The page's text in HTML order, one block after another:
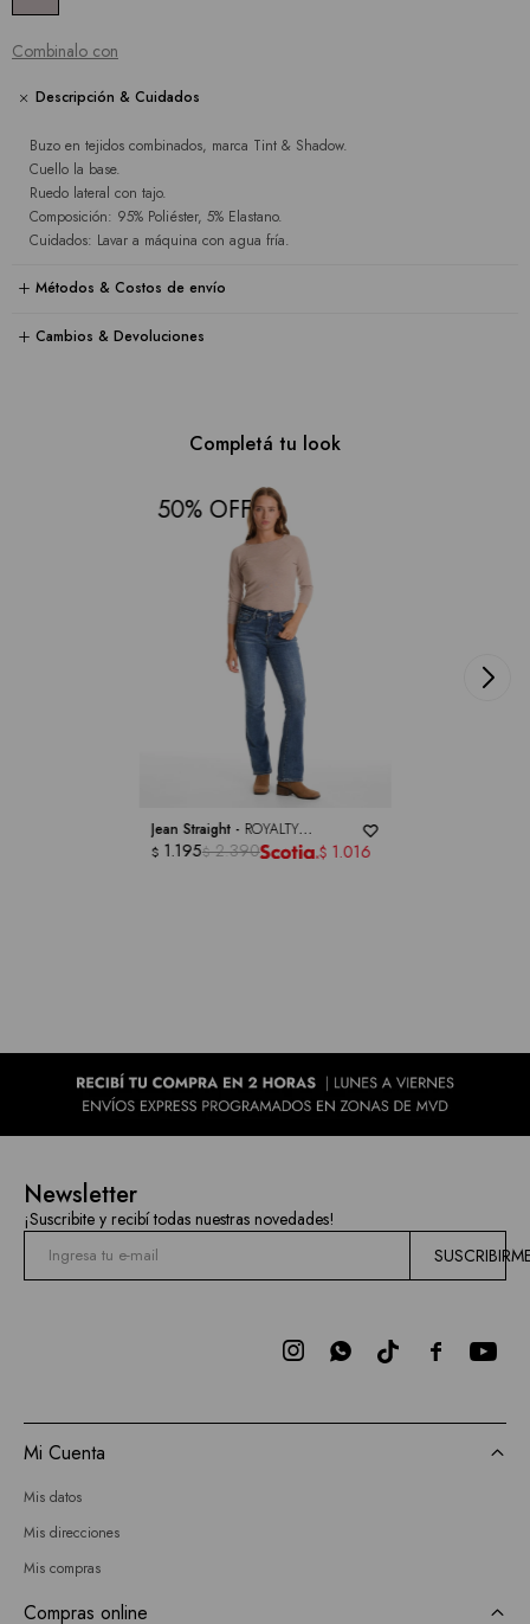
Combinalo con
Descripción & Cuidados
Buzo en tejidos combinados, marca Tint & Shadow.
Cuello la base.
Ruedo lateral con tajo.
Composición: 95% Poliéster, 5% Elastano.
Cuidados: Lavar a máquina con agua fría.
Métodos & Costos de envío
Cambios & Devoluciones
Completá tu look
50
Jean Straight - ROYALTY
COLLECTION
$ 1.195$ 2.390 $ 1.016
Newsletter
¡Suscribite y recibí todas nuestras novedades!

 
Mi Cuenta
Mis datos
Mis direcciones
Mis compras
Compras online